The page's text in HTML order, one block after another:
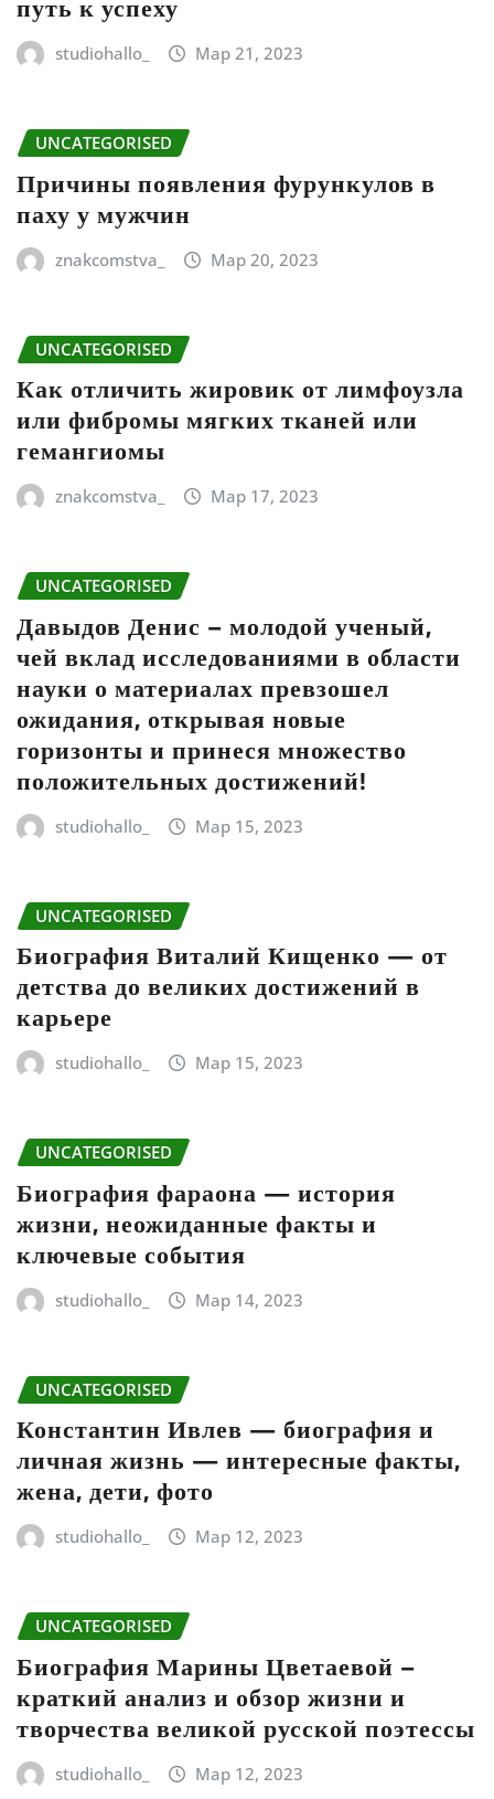
studiohallo_ Мар 21, 2023
UNCATEGORISED
Причины появления фурункулов в
паху у мужчин
znakcomstva_ Мар 20, 2023
UNCATEGORISED
Как отличить жировик от лимфоузла
или фибромы мягких тканей или
гемангиомы
znakcomstva_ Мар 17, 2023
UNCATEGORISED
Давыдов Денис – молодой ученый,
чей вклад исследованиями в области
науки о материалах превзошел
ожидания, открывая новые
горизонты и принеся множество
положительных достижений!
studiohallo_ Мар 15, 2023
UNCATEGORISED
Биография Виталий Кищенко — от
детства до великих достижений в
карьере
studiohallo_ Мар 15, 2023
UNCATEGORISED
Биография фараона — история
жизни, неожиданные факты и
ключевые события
studiohallo_ Мар 14, 2023
UNCATEGORISED
Константин Ивлев — биография и
личная жизнь — интересные факты,
жена, дети, фото
studiohallo_ Мар 12, 2023
UNCATEGORISED
Биография Марины Цветаевой –
краткий анализ и обзор жизни и
творчества великой русской поэтессы
studiohallo_ Мар 12, 2023